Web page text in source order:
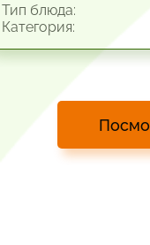
блюда: